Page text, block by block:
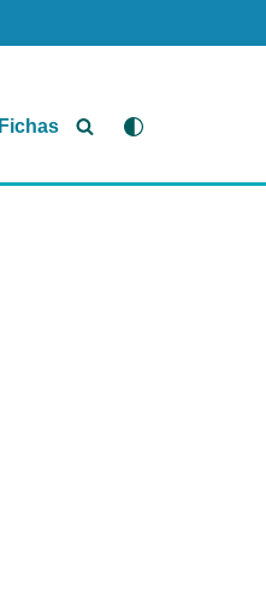
Fichas